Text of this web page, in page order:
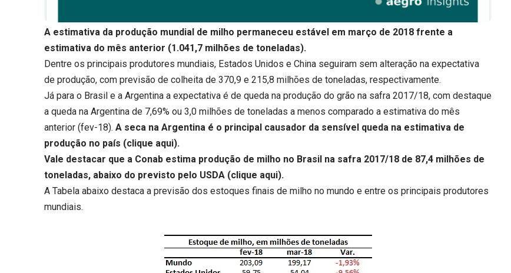
A estimativa da produção mundial de milho permaneceu estável em março de 2018 frente a
estimativa do mês anterior (1.041,7 milhões de toneladas).
Dentre os principais produtores mundiais, Estados Unidos e China seguiram sem alteração na expectativa
de produção, com previsão de colheita de 370,9 e 215,8 milhões de toneladas, respectivamente.
Já para o Brasil e a Argentina a expectativa é de queda na produção do grão na safra 2017/18, com destaque
a queda na Argentina de 7,69% ou 3,0 milhões de toneladas a menos comparado a estimativa do mês
anterior (fev-18).A seca na Argentina é o principal causador da sensível queda na estimativa de
produção no país (clique aqui).
Vale destacar que a Conab estima produção de milho no Brasil na safra 2017/18 de 87,4 milhões de
toneladas, abaixo do previsto pelo USDA (clique aqui).
A Tabela abaixo destaca a previsão dos estoques finais de milho no mundo e entre os principais produtores
mundiais.